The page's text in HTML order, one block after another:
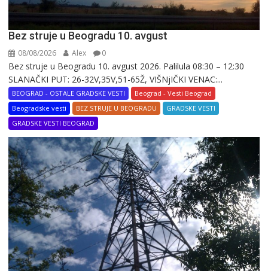
Bez struje u Beogradu 10. avgust
08/08/2026 Alex 0
Bez struje u Beogradu 10. avgust 2026. Palilula 08:30 – 12:30
SLANAČKI PUT: 26-32V,35V,51-65Ž, VIŠNjIČKI VENAC:...
BEOGRAD - OSTALE GRADSKE VESTI
Beograd - Vesti Beograd
Beogradske vesti
BEZ STRUJE U BEOGRADU
GRADSKE VESTI
GRADSKE VESTI BEOGRAD